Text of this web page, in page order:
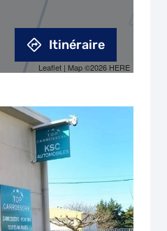
Leaflet | Map ©2026 HERE
Itinéraire